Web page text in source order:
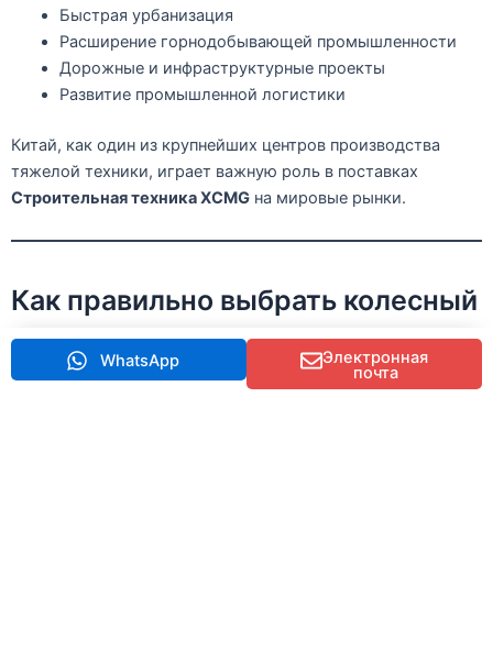
Быстрая урбанизация
Расширение горнодобывающей промышленности
Дорожные и инфраструктурные проекты
Развитие промышленной логистики
Китай, как один из крупнейших центров производства
тяжелой техники, играет важную роль в поставках
Строительная техника XCMG на мировые рынки.
Как правильно выбрать колесный
погрузчик
При покупке колесного погрузчика подрядчики должны
WhatsApp Электронная
почта